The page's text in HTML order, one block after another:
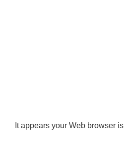
It appears your Web browser